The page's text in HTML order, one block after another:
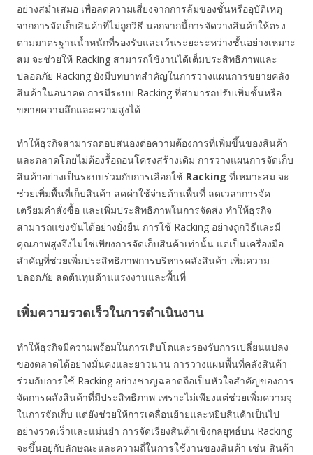
อย่างสม่ำเสมอ เพื่อลดความเสี่ยงจากการล้มของชั้นหรืออุบัติเหตุ
จากการจัดเก็บสินค้าที่ไม่ถูกวิธี นอกจากนี้การจัดวางสินค้าให้ตรง
ตามมาตรฐานน้ำหนักที่รองรับและเว้นระยะระหว่างชั้นอย่างเหมาะ
สม จะช่วยให้ Racking สามารถใช้งานได้เต็มประสิทธิภาพและ
ปลอดภัย Racking ยังมีบทบาทสำคัญในการวางแผนการขยายคลัง
สินค้าในอนาคต การมีระบบ Racking ที่สามารถปรับเพิ่มชั้นหรือ
ขยายความลึกและความสูงได้
ทำให้ธุรกิจสามารถตอบสนองต่อความต้องการที่เพิ่มขึ้นของสินค้า
และตลาดโดยไม่ต้องรื้อถอนโครงสร้างเดิม การวางแผนการจัดเก็บ
สินค้าอย่างเป็นระบบร่วมกับการเลือกใช้ Racking ที่เหมาะสม จะ
ช่วยเพิ่มพื้นที่เก็บสินค้า ลดค่าใช้จ่ายด้านพื้นที่ ลดเวลาการจัด
เตรียมคำสั่งซื้อ และเพิ่มประสิทธิภาพในการจัดส่ง ทำให้ธุรกิจ
สามารถแข่งขันได้อย่างยั่งยืน การใช้ Racking อย่างถูกวิธีและมี
คุณภาพสูงจึงไม่ใช่เพียงการจัดเก็บสินค้าเท่านั้น แต่เป็นเครื่องมือ
สำคัญที่ช่วยเพิ่มประสิทธิภาพการบริหารคลังสินค้า เพิ่มความ
ปลอดภัย ลดต้นทุนด้านแรงงานและพื้นที่
เพิ่มความรวดเร็วในการดำเนินงาน
ทำให้ธุรกิจมีความพร้อมในการเติบโตและรองรับการเปลี่ยนแปลง
ของตลาดได้อย่างมั่นคงและยาวนาน การวางแผนพื้นที่คลังสินค้า
ร่วมกับการใช้ Racking อย่างชาญฉลาดถือเป็นหัวใจสำคัญของการ
จัดการคลังสินค้าที่มีประสิทธิภาพ เพราะไม่เพียงแต่ช่วยเพิ่มความจุ
ในการจัดเก็บ แต่ยังช่วยให้การเคลื่อนย้ายและหยิบสินค้าเป็นไป
อย่างรวดเร็วและแม่นยำ การจัดเรียงสินค้าเชิงกลยุทธ์บน Racking
จะขึ้นอยู่กับลักษณะและความถี่ในการใช้งานของสินค้า เช่น สินค้า